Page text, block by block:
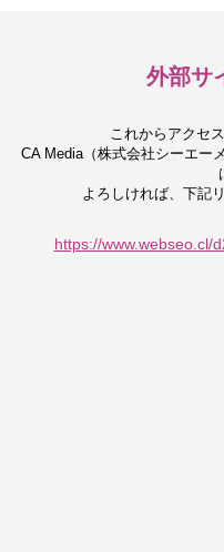
外部サ
これからアクセ
CA Media（株式会社シーエー
よろしければ、下記
https://www.webseo.cl/